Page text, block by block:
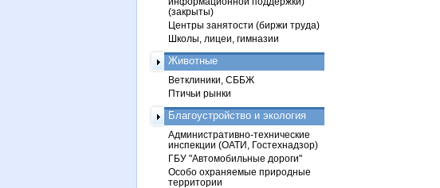
(закрыты)
Центры занятости (биржи труда)
Школы, лицеи, гимназии
Животные
Ветклиники, СББЖ
Птичьи рынки
Благоустройство и экология
Административно-технические
инспекции (ОАТИ, Гостехнадзор)
ГБУ "Автомобильные дороги"
Особо охраняемые природные
территории